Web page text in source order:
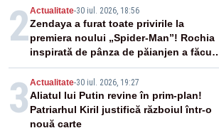
2Actualitate-30 iul. 2026, 18:56
Zendaya a furat toate privirile la
premiera noului „Spider-Man”! Rochia
inspirată de pânza de păianjen a făcut
senzație
3 Actualitate-30 iul. 2026, 19:27
Aliatul lui Putin revine în prim-plan!
Patriarhul Kiril justifică războiul într-o
nouă carte